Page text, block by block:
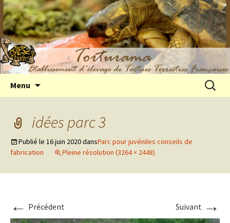
Elevage de tortues terrestres françaises
Hermann
Menu
idées parc 3
Publié le 16 juin 2020dansParc pour juvéniles conseils de
fabrication
Pleine résolution (3264 × 2448)
← Précédent Suivant →